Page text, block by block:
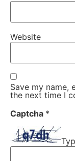
Website
Save my name,
the next time I
Captcha *